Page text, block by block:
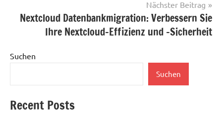
Nächster Beitrag
Nextcloud Datenbankmigration: Verbessern Sie
Ihre Nextcloud-Effizienz und -Sicherheit
Suchen
Suchen
Recent Posts